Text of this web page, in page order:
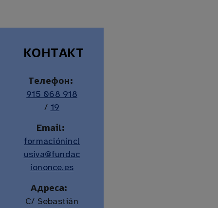
КОНТАКТ
Телефон:
915 068 918(número de teléfono)
/ 19
Email:
formaciónincl
usiva@fundac
iononce.es
Адреса:
C/ Sebastián